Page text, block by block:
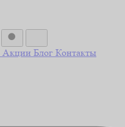
Акции Блог Контакты